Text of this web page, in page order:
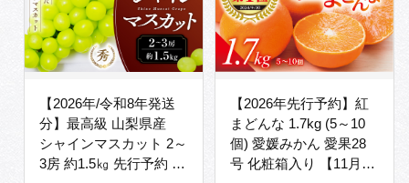
【2026年/令和8年発送
分】最高級 山梨県産
シャインマスカット 2～
3房 約1.5㎏ 先行予約 産
【2026年先行予約】紅
まどんな 1.7kg (5～10
個) 愛媛みかん 愛果28
号 化粧箱入り 【11月下